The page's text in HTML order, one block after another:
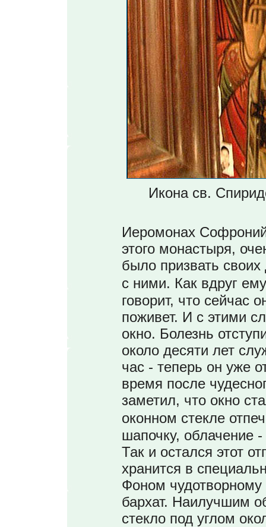
Икона св.
Иеромонах
этого монастыря,
было призвать
с ними. Как вдруг
говорит, что сейчас
поживет. И с этими
окно. Болезнь
около десяти лет
час - теперь он уже
время после
заметил, что окно
оконном стекле
шапочку, облачение
Так и остался этот
хранится в
Фоном
бархат. Наилучшим
стекло под углом